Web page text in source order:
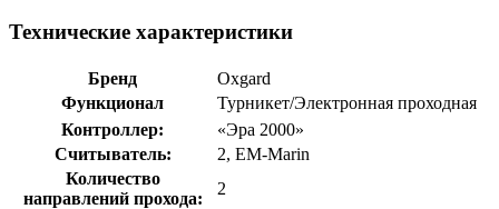
Технические характеристики
Бренд
Oxgard
Функционал
Турникет/Электронная проходная
Контроллер:
«Эра 2000»
Считыватель:
2, EM-Marin
Количество
направлений прохода:
2